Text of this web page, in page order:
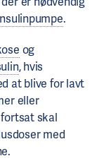
.
og
, hvis
at blive for lavt
eller
skal
med